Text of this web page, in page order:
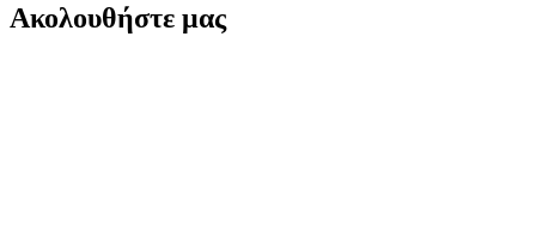
Ακολουθήστε μας